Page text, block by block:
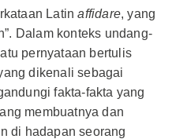
Latinaffidare, yang
Dalam konteks undang-
pernyataan bertulis
dikenali sebagai
fakta-fakta yang
membuatnya dan
di hadapan seorang